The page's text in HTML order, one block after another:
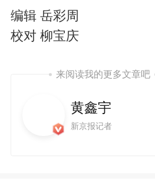
编辑 岳彩周
校对 柳宝庆
来阅读我的更多文章吧
黄鑫宇
新京报记者